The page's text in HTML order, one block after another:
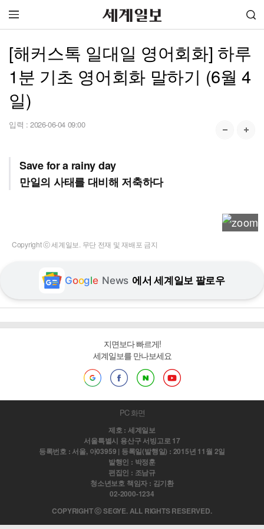
[해커스톡 일대일 영어회화] 하루
1분 기초 영어회화 말하기 (6월 4
일)
입력 : 2026-06-04 09:00
Save for a rainy day
만일의 사태를 대비해 저축하다
Copyright ⓒ 세계일보. 무단 전재 및 재배포 금지
Google News 에서 세계일보 팔로우
지면보다 빠르게!
세계일보를 만나보세요
PC 화면
제호 : 세계일보
서울특별시 용산구 서빙고로 17
등록번호 : 서울, 아03959 | 등록일(발행일) : 2015년 11월 2일
발행인 : 박정훈
편집인 : 조남규
청소년보호 책임자 : 김기환
02-2000-1234
COPYRIGHT ⓒ SEGYE. ALL RIGHTS RESERVED.